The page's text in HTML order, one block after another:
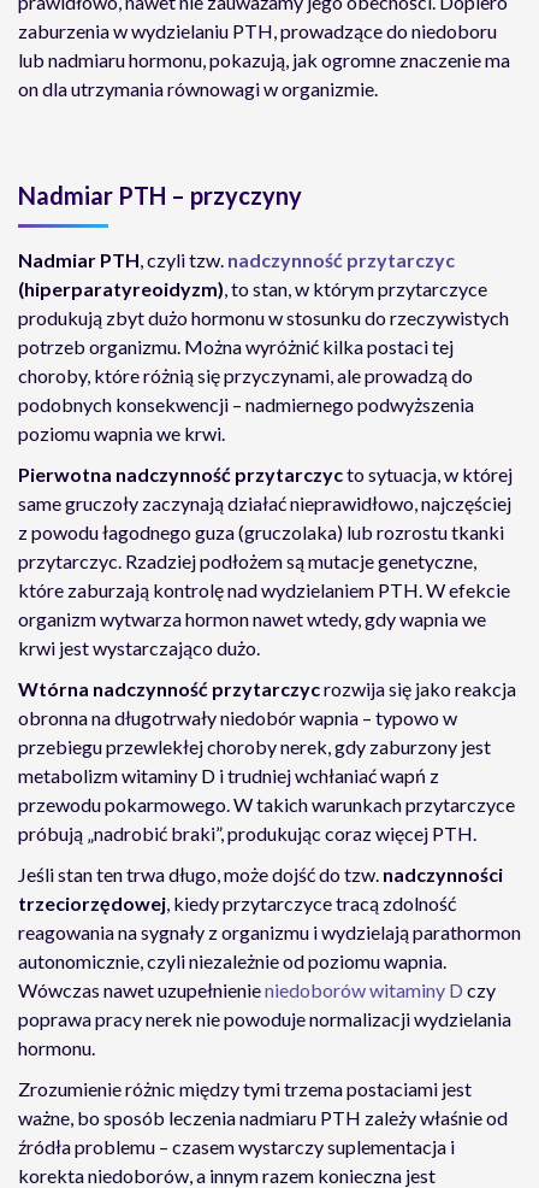
zaburzenia w wydzielaniu PTH, prowadzące do niedoboru
lub nadmiaru hormonu, pokazują, jak ogromne znaczenie ma
on dla utrzymania równowagi w organizmie.
Nadmiar PTH – przyczyny
Nadmiar PTH, czyli tzw. nadczynność przytarczyc
(hiperparatyreoidyzm), to stan, w którym przytarczyce
produkują zbyt dużo hormonu w stosunku do rzeczywistych
potrzeb organizmu. Można wyróżnić kilka postaci tej
choroby, które różnią się przyczynami, ale prowadzą do
podobnych konsekwencji – nadmiernego podwyższenia
poziomu wapnia we krwi.
Pierwotna nadczynność przytarczycto sytuacja, w której
same gruczoły zaczynają działać nieprawidłowo, najczęściej
z powodu łagodnego guza (gruczolaka) lub rozrostu tkanki
przytarczyc. Rzadziej podłożem są mutacje genetyczne,
które zaburzają kontrolę nad wydzielaniem PTH. W efekcie
organizm wytwarza hormon nawet wtedy, gdy wapnia we
krwi jest wystarczająco dużo.
Wtórna nadczynność przytarczycrozwija się jako reakcja
obronna na długotrwały niedobór wapnia – typowo w
przebiegu przewlekłej choroby nerek, gdy zaburzony jest
metabolizm witaminy D i trudniej wchłaniać wapń z
przewodu pokarmowego. W takich warunkach przytarczyce
próbują „nadrobić braki”, produkując coraz więcej PTH.
Jeśli stan ten trwa długo, może dojść do tzw. nadczynności
trzeciorzędowej, kiedy przytarczyce tracą zdolność
reagowania na sygnały z organizmu i wydzielają parathormon
autonomicznie, czyli niezależnie od poziomu wapnia.
Wówczas nawet uzupełnienieniedoborów witaminy D czy
poprawa pracy nerek nie powoduje normalizacji wydzielania
hormonu.
Zrozumienie różnic między tymi trzema postaciami jest
ważne, bo sposób leczenia nadmiaru PTH zależy właśnie od
źródła problemu – czasem wystarczy suplementacja i
korekta niedoborów, a innym razem konieczna jest